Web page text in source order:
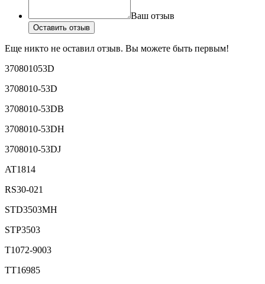
Ваш отзыв
Оставить отзыв
Еще никто не оставил отзыв. Вы можете быть первым!
370801053D
3708010-53D
3708010-53DB
3708010-53DH
3708010-53DJ
AT1814
RS30-021
STD3503MH
STP3503
T1072-9003
TT16985